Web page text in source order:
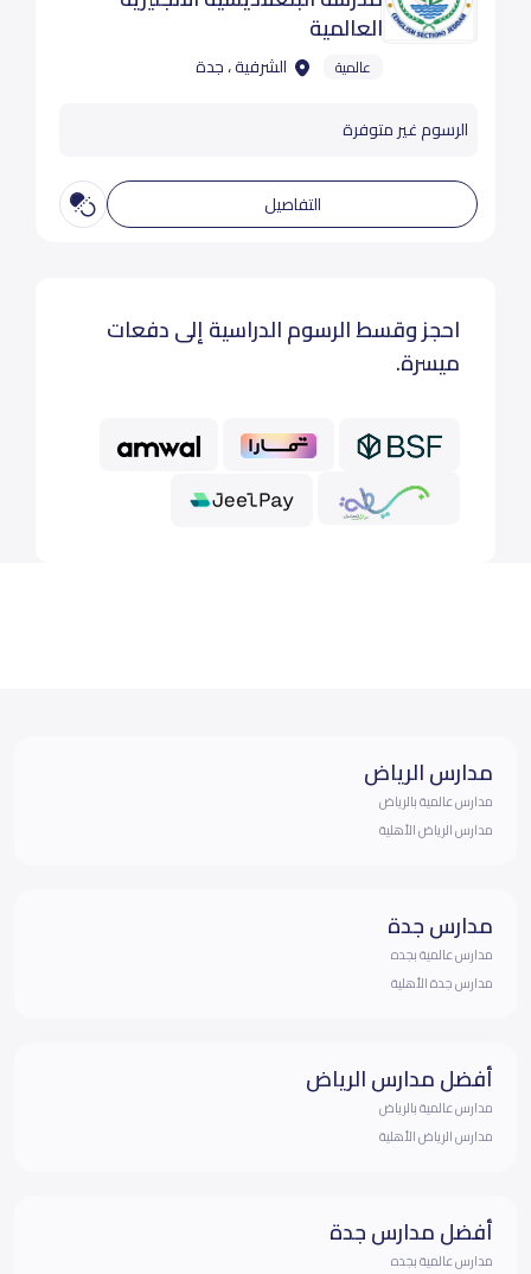
العالمية
عالمية الشرفية ، جدة
الرسوم غير متوفرة
التفاصيل
احجز وقسط الرسوم الدراسية إلى دفعات
ميسرة.
مدارس الرياض
مدارس عالمية بالرياض
مدارس الرياض الأهلية
مدارس جدة
مدارس عالمية بجده
مدارس جدة الأهلية
أفضل مدارس الرياض
مدارس عالمية بالرياض
مدارس الرياض الأهلية
أفضل مدارس جدة
مدارس عالمية بجده